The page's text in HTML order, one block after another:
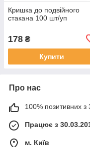
Кришка до подвійного
стакана 100 шт/уп
178 ₴
Купити
Про нас
100% позитивних з
Працює з
м. Київ